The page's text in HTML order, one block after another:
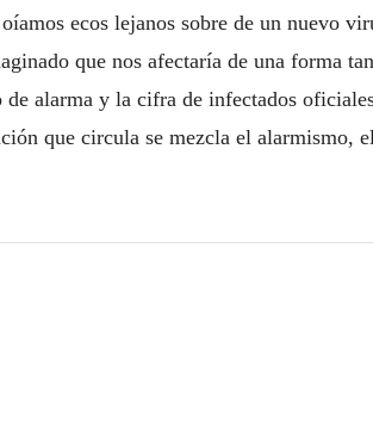
ecos lejanos sobre de un nuevo
que nos afectaría de una forma
de alarma y la cifra de infectados
que circula se mezcla el alarmismo,